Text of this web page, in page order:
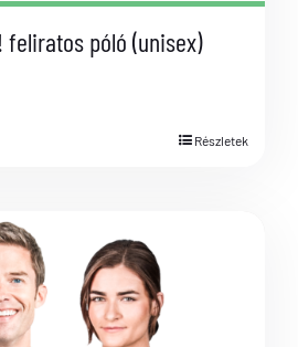
póló (unisex)
Részletek